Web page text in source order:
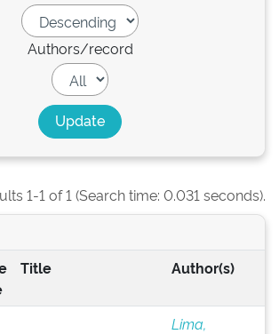
Authors/record
1-1 of 1 (Search time: 0.031 seconds).
Title Author(s)
Lima,